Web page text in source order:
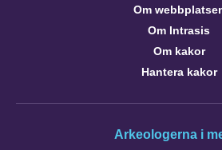
Om
Om Intrasis
Om kakor
Hantera kakor
Arkeologerna i